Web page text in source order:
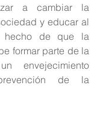
a cambiar la
y educar al
hecho de que la
formar parte de la
envejecimiento
de la